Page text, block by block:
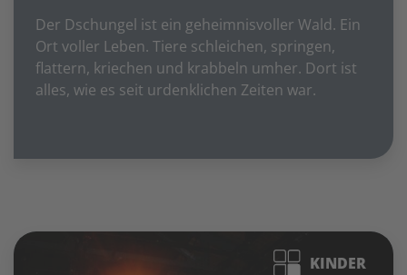
Der Dschungel ist ein geheimnisvoller Wald. Ein
Ort voller Leben. Tiere schleichen, springen,
flattern, kriechen und krabbeln umher. Dort ist
alles, wie es seit urdenklichen Zeiten war.
KINDER